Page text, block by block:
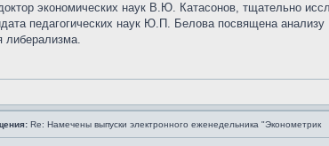
экономических наук В.Ю. Катасонов, тщательно
педагогических наук Ю.П. Белова посвящена анализу
либерализма.
Re: Намечены выпуски электронного еженедельника "Эконометрик